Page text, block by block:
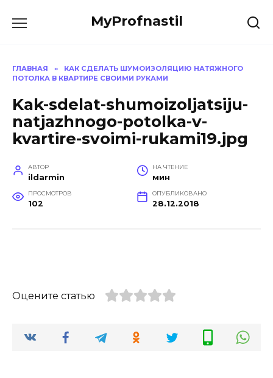
MyProfnastil
ГЛАВНАЯ »
КАК СДЕЛАТЬ ШУМОИЗОЛЯЦИЮ НАТЯЖНОГО
ПОТОЛКА В КВАРТИРЕ СВОИМИ РУКАМИ
Kak-sdelat-shumoizoljatsiju-
natjazhnogo-potolka-v-
kvartire-svoimi-rukami19.jpg
АВТОР
ildarmin
НА ЧТЕНИЕ
мин
ПРОСМОТРОВ
102
ОПУБЛИКОВАНО
28.12.2018
Оцените статью